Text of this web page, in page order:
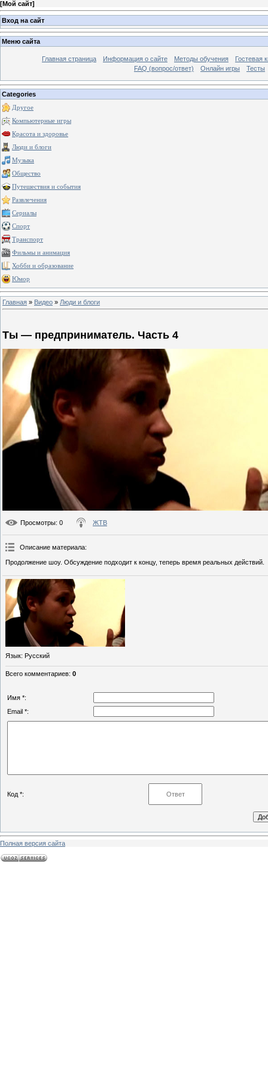
[Мой сайт]
Вход на сайт
Меню сайта
Главная страница Информация о сайте Методы обучения
Гостевая
FAQ (вопрос/ответ)
Онлайн игры Тесты
Categories
Другое
Компьютерные игры
Красота и здоровье
Люди и блоги
Музыка
Общество
Путешествия и события
Развлечения
Сериалы
Спорт
Транспорт
Фильмы и анимация
Хобби и образование
Юмор
Главная » Видео » Люди и блоги
Ты — предприниматель. Часть 4
Просмотры: 0 ЖТВ
Описание материала:
Продолжение шоу. Обсуждение подходит к концу, теперь время реальных действий.
Язык: Русский
Всего комментариев: 0
Имя *:
Email *:
Код *:
Полная версия сайта